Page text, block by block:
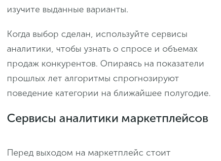
изучите выданные варианты.
Когда выбор сделан, используйте сервисы
аналитики, чтобы узнать о спросе и объемах
продаж конкурентов. Опираясь на показатели
прошлых лет алгоритмы спрогнозируют
поведение категории на ближайшее полугодие.
Сервисы аналитики маркетплейсов
Перед выходом на маркетплейс стоит